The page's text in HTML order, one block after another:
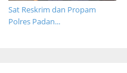
Sat Reskrim dan Propam
Polres Padan...